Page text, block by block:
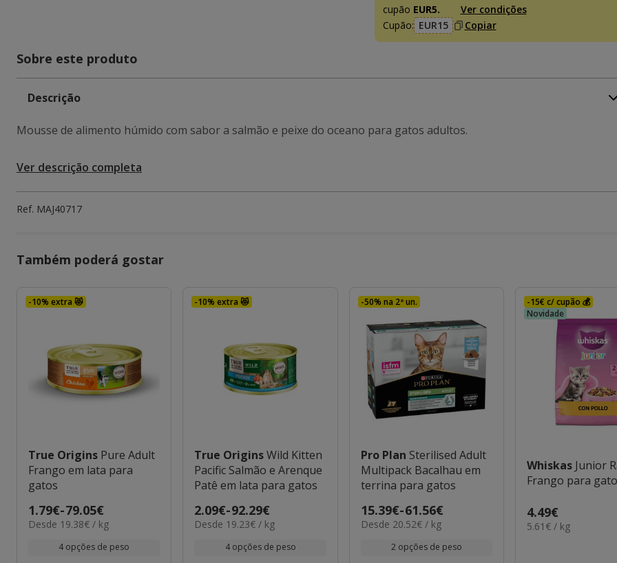
cupão EUR5.
Ver condições
Cupão: EUR15 Copiar
Sobre este produto
Descrição
Mousse de alimento húmido com sabor a salmão e peixe do oceano para gatos adultos.
Ver descrição completa
Ref. MAJ40717
Também poderá gostar
-10% extra 😻
True Origins Pure Adult
Frango em lata para
gatos
Preço
de
1.79€-79.05€
19.38€
Desde 19.38€ / kg
4 opções de peso
-10% extra 😻
True OriginsWild Kitten
Pacific Salmão e Arenque
Patê em lata para gatos
Preço
de
2.09€-92.29€
19.23€
Desde 19.23€ / kg
4 opções de peso
-50% na 2ª un.
Pro Plan Sterilised Adult
Multipack Bacalhau em
terrina para gatos
Preço
de
15.39€
15.39€-61.56€
20.52€
Desde 20.52€ / kg
2 opções de peso
-15€ c/ cupão 💰
Novidade
Whiskas Junior
Frango para
Preço
4.49€
4.49€
5.61€
5.61€ / kg